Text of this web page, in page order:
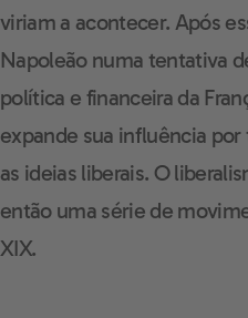
viriam a acontecer. Após
Napoleão numa tentativa
política e financeira da
expande sua influência por
as ideias liberais. O
então uma série de
XIX.